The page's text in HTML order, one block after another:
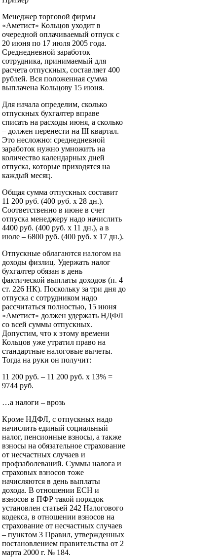
Менеджер торговой фирмы
«Аметист» Кольцов уходит в
очередной оплачиваемый отпуск с
20 июня по 17 июля 2005 года.
Среднедневной заработок
сотрудника, принимаемый для
расчета отпускных, составляет 400
рублей. Вся положенная сумма
выплачена Кольцову 15 июня.
Для начала определим, сколько
отпускных бухгалтер вправе
списать на расходы июня, а сколько
– должен перенести на III квартал.
Это несложно: среднедневной
заработок нужно умножить на
количество календарных дней
отпуска, которые приходятся на
каждый месяц.
Общая сумма отпускных составит
11 200 руб. (400 руб. х 28 дн.).
Соответственно в июне в счет
отпуска менеджеру надо начислить
4400 руб. (400 руб. х 11 дн.), а в
июле – 6800 руб. (400 руб. х 17 дн.).
Отпускные облагаются налогом на
доходы физлиц. Удержать налог
бухгалтер обязан в день
фактической выплаты доходов (п. 4
ст. 226 НК). Поскольку за три дня до
отпуска с сотрудником надо
рассчитаться полностью, 15 июня
«Аметист» должен удержать НДФЛ
со всей суммы отпускных.
Допустим, что к этому времени
Кольцов уже утратил право на
стандартные налоговые вычеты.
Тогда на руки он получит:
11 200 руб. – 11 200 руб. х 13% =
9744 руб.
…а налоги – врозь
Кроме НДФЛ, с отпускных надо
начислить единый социальный
налог, пенсионные взносы, а также
взносы на обязательное страхование
от несчастных случаев и
профзаболеваний. Суммы налога и
страховых взносов тоже
начисляются в день выплаты
дохода. В отношении ЕСН и
взносов в ПФР такой порядок
установлен статьей 242 Налогового
кодекса, в отношении взносов на
страхование от несчастных случаев
– пунктом 3 Правил, утвержденных
постановлением правительства от 2
марта 2000 г. № 184.